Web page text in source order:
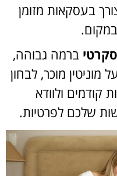
בעסקאות מזומן
ברמה גבוהה,
מוכר, לבחון
קודמים ולוודא
שלכם לפרטיות.